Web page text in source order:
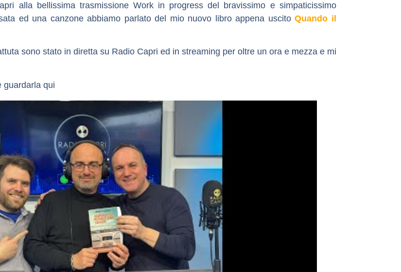
alla bellissima trasmissione Work in progress del bravissimo e simpaticissimo
ed una canzone abbiamo parlato del mio nuovo libro appena uscitoQuando il
sono stato in diretta su Radio Capri ed in streaming per oltre un ora e mezza e mi
guardarla qui